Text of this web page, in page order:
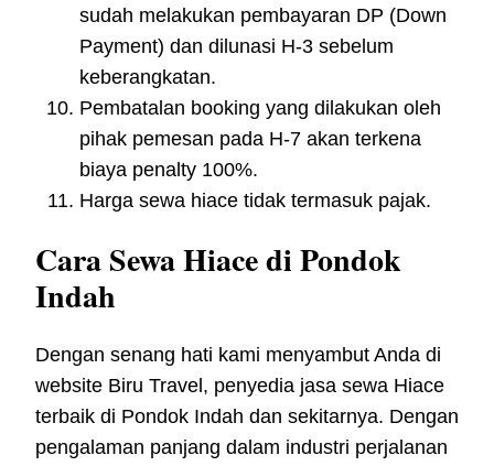
sudah melakukan pembayaran DP (Down
Payment) dan dilunasi H-3 sebelum
keberangkatan.
Pembatalan booking yang dilakukan oleh
pihak pemesan pada H-7 akan terkena
biaya penalty 100%.
Harga sewa hiace tidak termasuk pajak.
Cara Sewa Hiace di Pondok
Indah
Dengan senang hati kami menyambut Anda di
website Biru Travel, penyedia jasa sewa Hiace
terbaik di Pondok Indah dan sekitarnya. Dengan
pengalaman panjang dalam industri perjalanan